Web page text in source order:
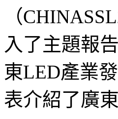
（
入了主題報
東LED產業
表介紹了廣